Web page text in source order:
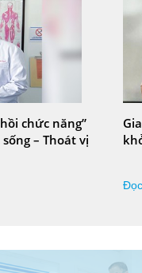
chức năng”
– Thoát vị